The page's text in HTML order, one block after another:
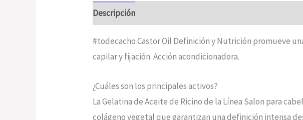
Descripción
#todecacho Castor Oil Definición y Nutrición promueve
capilar y fijación. Acción acondicionadora.
¿Cuáles son los principales activos?
La Gelatina de Aceite de Ricino de la Línea Salon para
colágeno vegetal que garantizan una definición intensa